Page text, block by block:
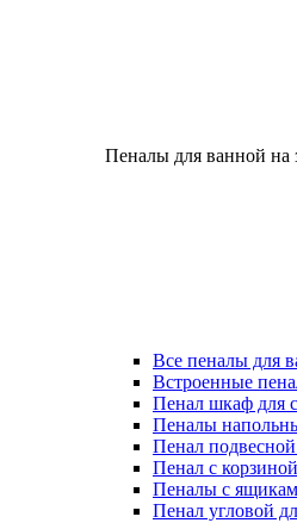
Пеналы для ванной на
Все пеналы для
Встроенные
Пенал шкаф для
Пеналы
Пенал
Пенал с
Пеналы с
Пенал угловой